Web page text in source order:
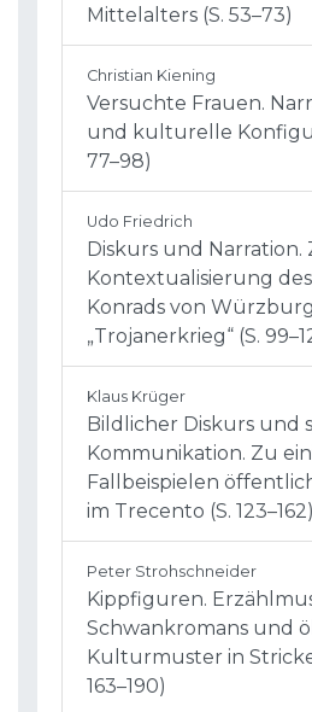
Mittelalters (S. 53–73)
Christian Kiening
Versuchte Frauen.
und kulturelle
77–98)
Udo Friedrich
Diskurs und Narration.
Kontextualisierung
Konrads von Würzburg
„Trojanerkrieg“ (S.
Klaus Krüger
Bildlicher Diskurs und
Kommunikation. Zu
Fallbeispielen
im Trecento (S. 123–162)
Peter Strohschneider
Kippfiguren.
Schwankromans und
Kulturmuster in
163–190)